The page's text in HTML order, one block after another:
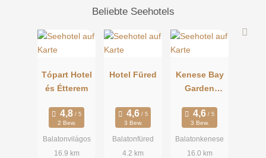
Beliebte Seehotels
Tópart Hotel
és Étterem
2 Bew.
Balatonvilágos
16.9 km
Hotel Füred
3 Bew.
Balatonfüred
4.2 km
Kenese Bay
Garden
3 Bew.
Balatonkenese
16.0 km